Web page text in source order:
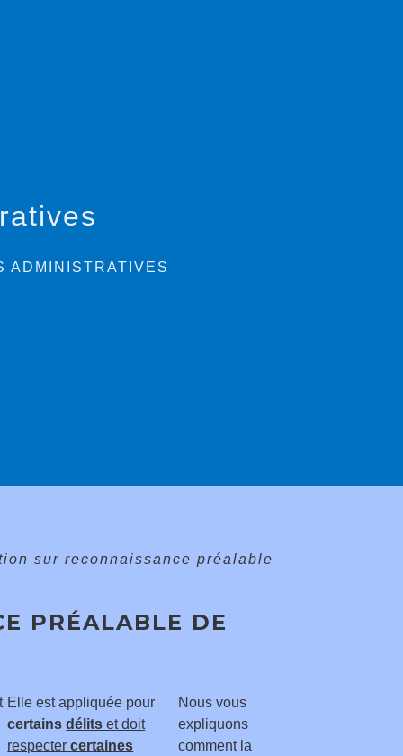
ADMINISTRATIVES
sur reconnaissance préalable
PRÉALABLE DE
Elle est appliquée pour
certainsdélits et doit
respectercertaines
Nous vous
expliquons
comment la